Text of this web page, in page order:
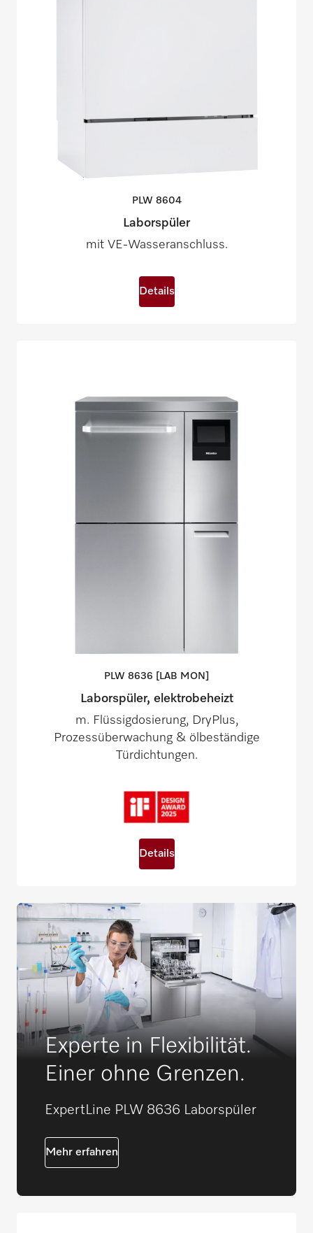
PLW 8604
Laborspüler
mit VE-Wasseranschluss.
Details
PLW 8636 [LAB MON]
Laborspüler, elektrobeheizt
m. Flüssigdosierung, DryPlus,
Prozessüberwachung & ölbeständige
Türdichtungen.
Details
Experte in Flexibilität.
Einer ohne Grenzen.
ExpertLine PLW 8636 Laborspüler
Mehr erfahren